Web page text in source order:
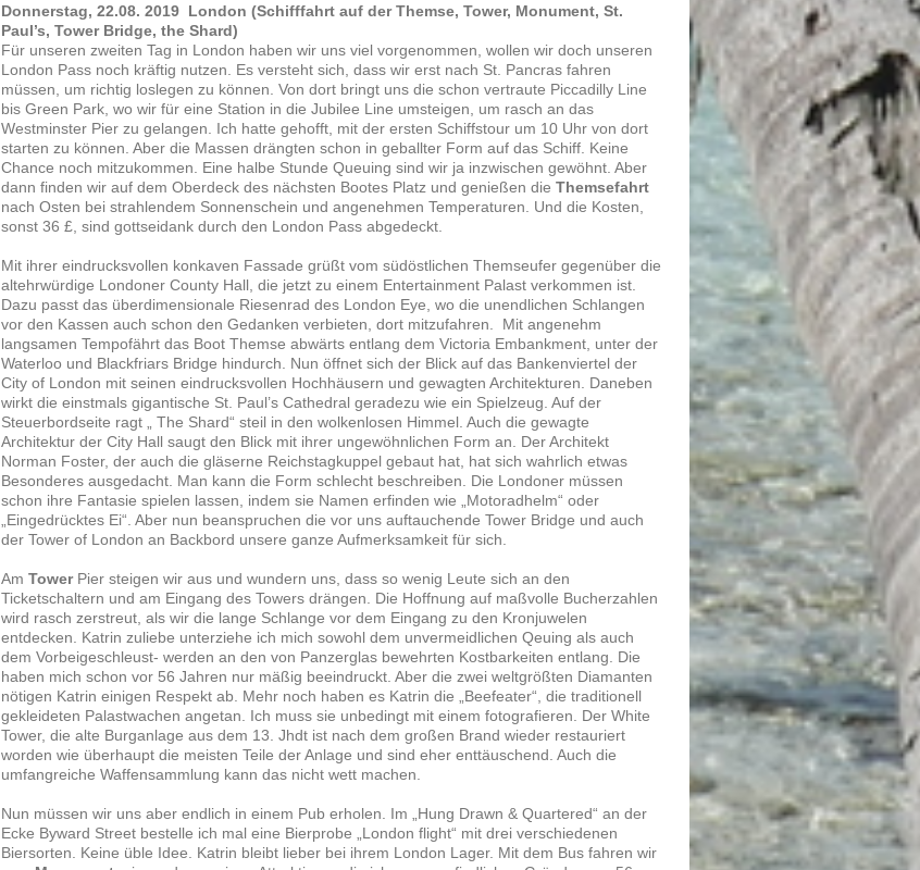
Donnerstag, 22.08. 2019 London (Schifffahrt auf der Themse, Tower, Monument, St.
Paul’s, Tower Bridge, the Shard)
Für unseren zweiten Tag in London haben wir uns viel vorgenommen, wollen wir doch unseren
London Pass noch kräftig nutzen. Es versteht sich, dass wir erst nach St. Pancras fahren
müssen, um richtig loslegen zu können. Von dort bringt uns die schon vertraute Piccadilly Line
bis Green Park, wo wir für eine Station in die Jubilee Line umsteigen, um rasch an das
Westminster Pier zu gelangen. Ich hatte gehofft, mit der ersten Schiffstour um 10 Uhr von dort
starten zu können. Aber die Massen drängten schon in geballter Form auf das Schiff. Keine
Chance noch mitzukommen. Eine halbe Stunde Queuing sind wir ja inzwischen gewöhnt. Aber
dann finden wir auf dem Oberdeck des nächsten Bootes Platz und genießen dieThemsefahrt
nach Osten bei strahlendem Sonnenschein und angenehmen Temperaturen. Und die Kosten,
sonst 36 £, sind gottseidank durch den London Pass abgedeckt.
Mit ihrer eindrucksvollen konkaven Fassade grüßt vom südöstlichen Themseufer gegenüber die
altehrwürdige Londoner County Hall, die jetzt zu einem Entertainment Palast verkommen ist.
Dazu passt das überdimensionale Riesenrad des London Eye, wo die unendlichen Schlangen
vor den Kassen auch schon den Gedanken verbieten, dort mitzufahren. Mit angenehm
langsamen Tempofährt das Boot Themse abwärts entlang dem Victoria Embankment, unter der
Waterloo und Blackfriars Bridge hindurch. Nun öffnet sich der Blick auf das Bankenviertel der
City of London mit seinen eindrucksvollen Hochhäusern und gewagten Architekturen. Daneben
wirkt die einstmals gigantische St. Paul’s Cathedral geradezu wie ein Spielzeug. Auf der
Steuerbordseite ragt „ The Shard“ steil in den wolkenlosen Himmel. Auch die gewagte
Architektur der City Hall saugt den Blick mit ihrer ungewöhnlichen Form an. Der Architekt
Norman Foster, der auch die gläserne Reichstagkuppel gebaut hat, hat sich wahrlich etwas
Besonderes ausgedacht. Man kann die Form schlecht beschreiben. Die Londoner müssen
schon ihre Fantasie spielen lassen, indem sie Namen erfinden wie „Motoradhelm“ oder
„Eingedrücktes Ei“. Aber nun beanspruchen die vor uns auftauchende Tower Bridge und auch
der Tower of London an Backbord unsere ganze Aufmerksamkeit für sich.
AmTowerPier steigen wir aus und wundern uns, dass so wenig Leute sich an den
Ticketschaltern und am Eingang des Towers drängen. Die Hoffnung auf maßvolle Bucherzahlen
wird rasch zerstreut, als wir die lange Schlange vor dem Eingang zu den Kronjuwelen
entdecken. Katrin zuliebe unterziehe ich mich sowohl dem unvermeidlichen Qeuing als auch
dem Vorbeigeschleust- werden an den von Panzerglas bewehrten Kostbarkeiten entlang. Die
haben mich schon vor 56 Jahren nur mäßig beeindruckt. Aber die zwei weltgrößten Diamanten
nötigen Katrin einigen Respekt ab. Mehr noch haben es Katrin die „Beefeater“, die traditionell
gekleideten Palastwachen angetan. Ich muss sie unbedingt mit einem fotografieren. Der White
Tower, die alte Burganlage aus dem 13. Jhdt ist nach dem großen Brand wieder restauriert
worden wie überhaupt die meisten Teile der Anlage und sind eher enttäuschend. Auch die
umfangreiche Waffensammlung kann das nicht wett machen.
Nun müssen wir uns aber endlich in einem Pub erholen. Im „Hung Drawn & Quartered“ an der
Ecke Byward Street bestelle ich mal eine Bierprobe „London flight“ mit drei verschiedenen
Biersorten. Keine üble Idee. Katrin bleibt lieber bei ihrem London Lager. Mit dem Bus fahren wir